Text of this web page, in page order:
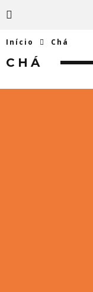
Início Chá
CHÁ